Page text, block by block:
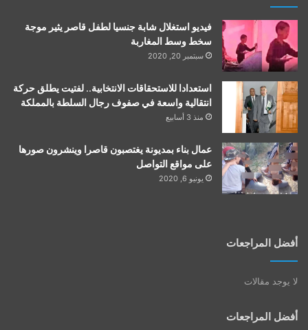
فيديو استغلال شابة جنسيا لطفل قاصر يثير موجة
سخط وسط المغاربة
سبتمبر 20, 2020
استعدادا للاستحقاقات الانتخابية.. لفتيت يطلق حركة
انتقالية واسعة في صفوف رجال السلطة بالمملكة
منذ 3 أسابيع
عمال بناء بمديونة يغتصبون قاصرا وينشرون صورها
على مواقع التواصل
يونيو 6, 2020
أفضل المراجعات
لا يوجد مقالات
أفضل المراجعات